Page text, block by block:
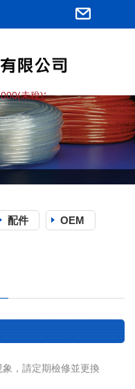
未稅)貨滿棧, 運費由買方
配件 OEM
，請定期檢修並更換